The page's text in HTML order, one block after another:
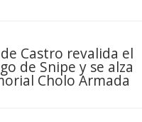
Castro revalida el
de Snipe y se alza
Cholo Armada